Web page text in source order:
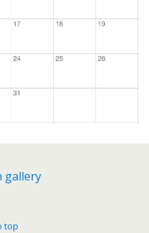
gallery
top